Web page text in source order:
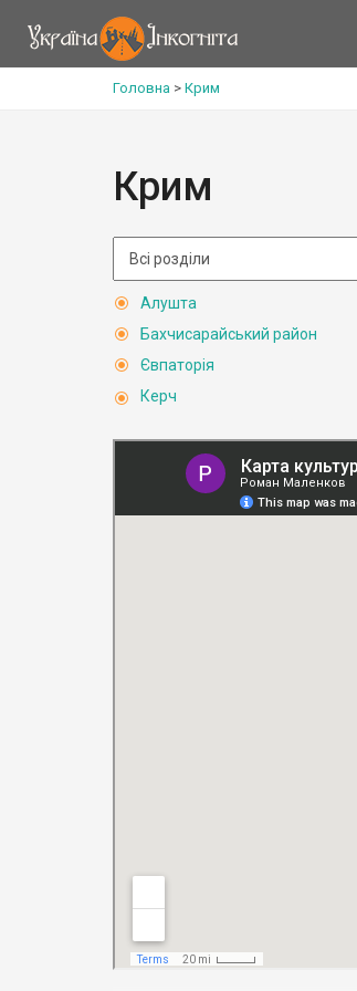
Головна > Крим
Крим
Алушта
Бахчисарайський район
Євпаторія
Керч